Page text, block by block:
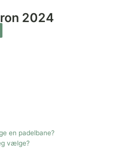
2024
en padelbane?
vælge?